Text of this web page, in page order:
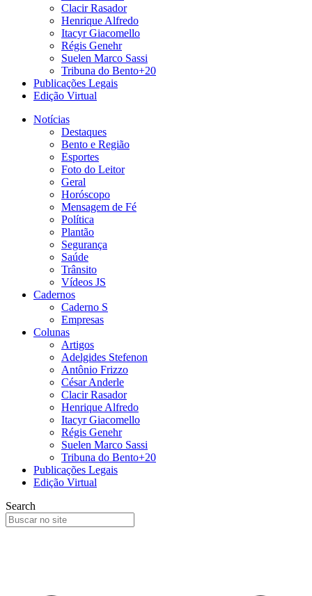
Clacir Rasador
Henrique Alfredo
Itacyr Giacomello
Régis Genehr
Suelen Marco Sassi
Tribuna do Bento+20
Publicações Legais
Edição Virtual
Notícias
Destaques
Bento e Região
Esportes
Foto do Leitor
Geral
Horóscopo
Mensagem de Fé
Política
Plantão
Segurança
Saúde
Trânsito
Vídeos JS
Cadernos
Caderno S
Empresas
Colunas
Artigos
Adelgides Stefenon
Antônio Frizzo
César Anderle
Clacir Rasador
Henrique Alfredo
Itacyr Giacomello
Régis Genehr
Suelen Marco Sassi
Tribuna do Bento+20
Publicações Legais
Edição Virtual
Search